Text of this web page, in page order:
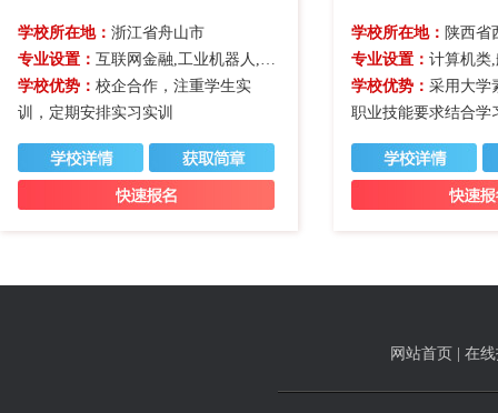
学校所在地： 浙江省舟山市
专业设置： 互联网金融,工业机器人,经济管理类,计算机类
学校优势： 校企合作，注重学生实
训，定期安排实习实训
学校所在地： 陕西省
专业设置： 计算机类
学校优势： 采用大学
职业技能要求结合学
网站首页 在